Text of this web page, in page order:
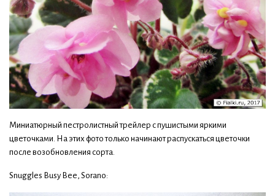
Миниатюрный пестролистный трейлер с пушистыми яркими
цветочками. На этих фото только начинают распускаться цветочки
после возобновления сорта.
Snuggles Busy Bee, Sorano: